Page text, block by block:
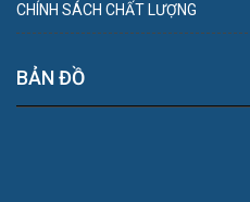
CHÍNH SÁCH CHẤT LƯỢNG
BẢN ĐỒ